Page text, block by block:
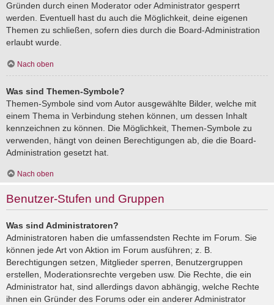
Gründen durch einen Moderator oder Administrator gesperrt
werden. Eventuell hast du auch die Möglichkeit, deine eigenen
Themen zu schließen, sofern dies durch die Board-Administration
erlaubt wurde.
Nach oben
Was sind Themen-Symbole?
Themen-Symbole sind vom Autor ausgewählte Bilder, welche mit
einem Thema in Verbindung stehen können, um dessen Inhalt
kennzeichnen zu können. Die Möglichkeit, Themen-Symbole zu
verwenden, hängt von deinen Berechtigungen ab, die die Board-
Administration gesetzt hat.
Nach oben
Benutzer-Stufen und Gruppen
Was sind Administratoren?
Administratoren haben die umfassendsten Rechte im Forum. Sie
können jede Art von Aktion im Forum ausführen; z. B.
Berechtigungen setzen, Mitglieder sperren, Benutzergruppen
erstellen, Moderationsrechte vergeben usw. Die Rechte, die ein
Administrator hat, sind allerdings davon abhängig, welche Rechte
ihnen ein Gründer des Forums oder ein anderer Administrator